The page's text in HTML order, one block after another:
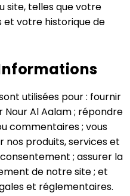
site, telles que votre
et votre historique de
utilisées pour : fournir
Al Aalam ; répondre
commentaires ; vous
nos produits, services et
; assurer la
de notre site ; et
et réglementaires.